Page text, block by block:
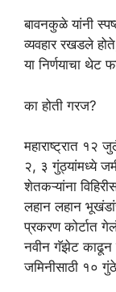
बावनकुळे यांनी
व्यवहार रखडले
या निर्णयाचा थेट
का होती गरज?
महाराष्ट्रात १२
२, ३ गुंठ्यांमध्ये
शेतकऱ्यांना
लहान लहान
प्रकरण कोर्टात
नवीन गॅझेट काढून
जमिनीसाठी १०